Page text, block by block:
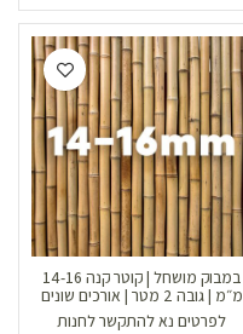
במבוק מושחל | קוטר קנה 14-16
מ״מ | גובה 2 מטר | אורכים שונים
לפרטים נא להתקשר לחנות